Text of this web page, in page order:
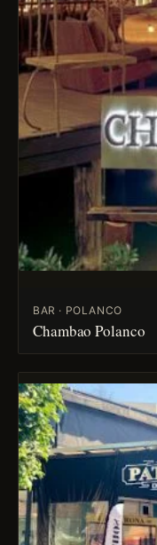
BAR · POLANCO
Chambao Polanco